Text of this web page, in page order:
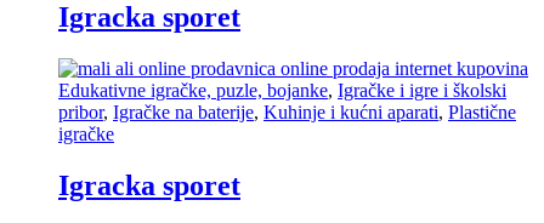
Igracka sporet
Edukativne igračke, puzle, bojanke, Igračke i igre i školski
pribor, Igračke na baterije, Kuhinje i kućni aparati, Plastične
igračke
Igracka sporet